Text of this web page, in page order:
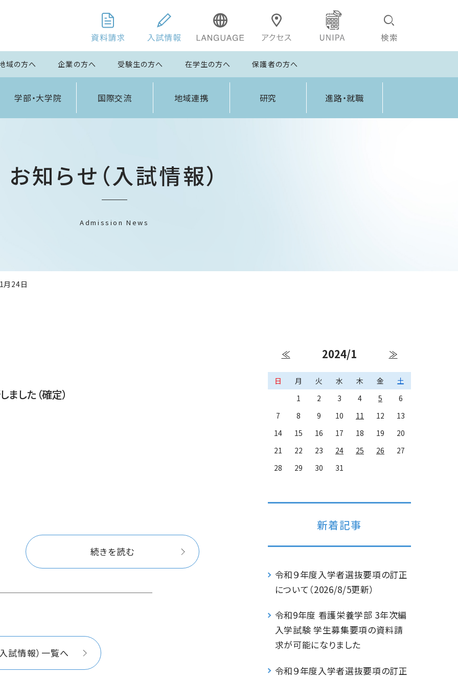
域の方へ 企業の方へ 受験生の方へ 在学生の方へ 保護者の方へ
学部・大学院 国際交流 地域連携 研究 進路・就職
お知らせ（入試情報）
Admission News
月24日
した（確定）
続きを読む
試情報）一覧へ
≪ 2024/1 ≫
日 月 火 水 木 金
土
1
2 3 4 5
6
7
8 9 10 11 12
13
14
15 16 17 18 19
20
21
22 23 24 25 26
27
28
29 30 31
新着記事
令和９年度入学者選抜要項の訂正
について（2026/8/5更新）
令和9年度 看護栄養学部 3年次編
入学試験 学生募集要項の資料請
求が可能になりました
令和９年度入学者選抜要項の訂正